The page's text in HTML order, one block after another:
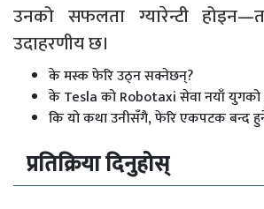
उनको सफलता ग्यारेन्टी
उदाहरणीय छ।
के मस्क फेरि उठ्न सक्नेछन्?
के Tesla को Robotaxi सेवा नयाँ
कि यो कथा उनीसँगै, फेरि एकपटक बन्द
प्रतिक्रिया दिनुहोस्